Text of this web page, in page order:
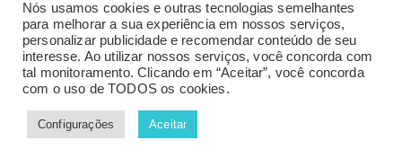
Av Hermes da Fonseca, 1396 - Tirol - Natal - RN
Todos os direitos reservados © 2025
Nós usamos cookies e outras tecnologias semelhantes
para melhorar a sua experiência em nossos serviços,
personalizar publicidade e recomendar conteúdo de seu
interesse. Ao utilizar nossos serviços, você concorda com
tal monitoramento. Clicando em “Aceitar”, você concorda
com o uso de TODOS os cookies.
Configurações Aceitar